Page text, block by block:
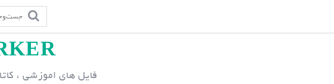
فایل های اموزشی ،